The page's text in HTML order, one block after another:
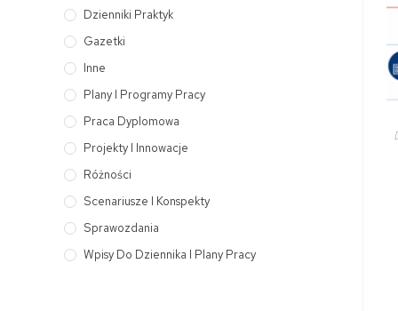
Dzienniki Praktyk
Gazetki
Inne
Plany I Programy Pracy
Praca Dyplomowa
Projekty I Innowacje
Różności
Scenariusze I Konspekty
Sprawozdania
Wpisy Do Dziennika I Plany Pracy